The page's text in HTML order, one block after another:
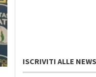
ISCRIVITI ALLE